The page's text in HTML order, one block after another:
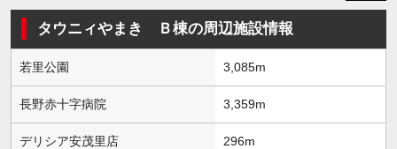
タウニィやまき Ｂ棟の周辺施設情報
若里公園 3,085m
長野赤十字病院 3,359m
デリシア安茂里店 296m